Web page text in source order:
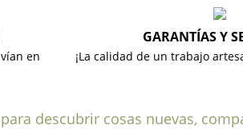
en
GARANTÍAS Y
¡La calidad de un trabajo
descubrir cosas nuevas,